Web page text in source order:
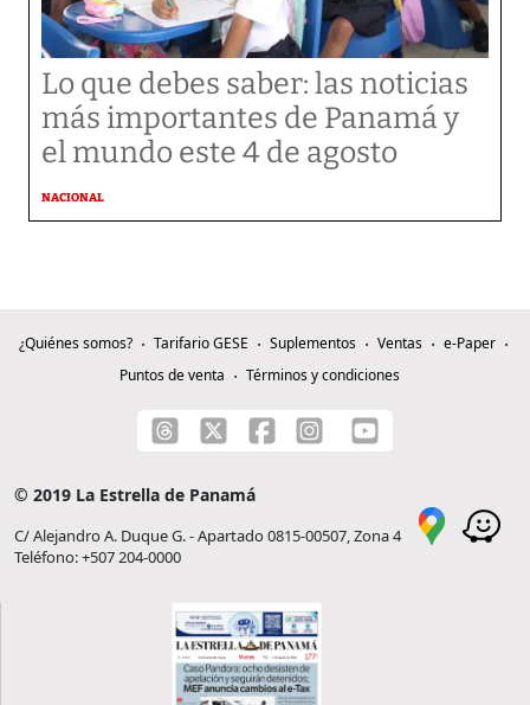
Lo que debes saber: las noticias
más importantes de Panamá y
el mundo este 4 de agosto
NACIONAL
¿Quiénes somos? Tarifario GESE Suplementos Ventas
e-Paper
Puntos de venta
Términos y condiciones
© 2019 La Estrella de Panamá
C/ Alejandro A. Duque G. - Apartado 0815-00507, Zona 4
Teléfono: +507 204-0000